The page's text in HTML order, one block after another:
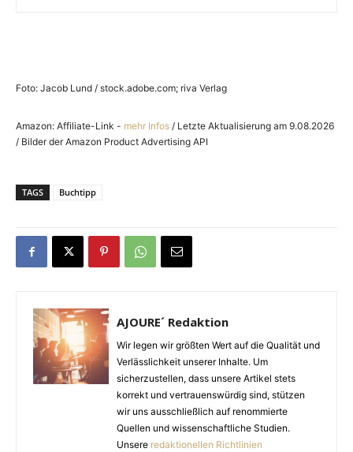
Foto: Jacob Lund / stock.adobe.com; riva Verlag
Amazon: Affiliate-Link - mehr Infos / Letzte Aktualisierung am 9.08.2026
/ Bilder der Amazon Product Advertising API
TAGS Buchtipp
AJOURE´ Redaktion
Wir legen wir größten Wert auf die Qualität und
Verlässlichkeit unserer Inhalte. Um
sicherzustellen, dass unsere Artikel stets
korrekt und vertrauenswürdig sind, stützen
wir uns ausschließlich auf renommierte
Quellen und wissenschaftliche Studien.
Unsere redaktionellen Richtlinien